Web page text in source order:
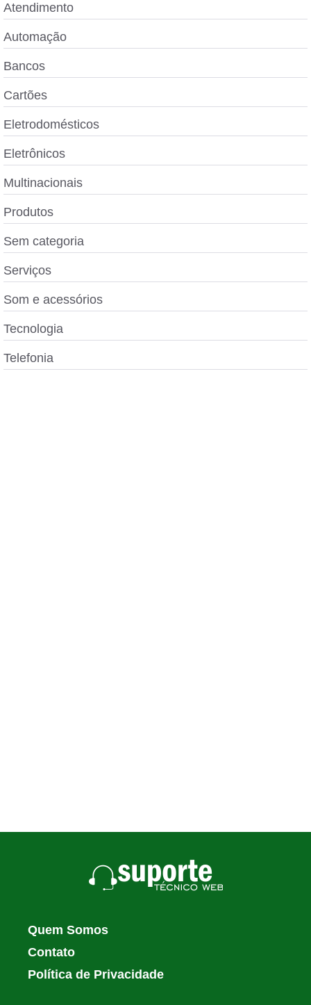
Atendimento
Automação
Bancos
Cartões
Eletrodomésticos
Eletrônicos
Multinacionais
Produtos
Sem categoria
Serviços
Som e acessórios
Tecnologia
Telefonia
Quem Somos
Contato
Política de Privacidade